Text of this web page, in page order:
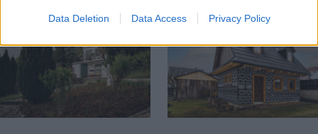
Data Deletion Data Access Privacy Policy